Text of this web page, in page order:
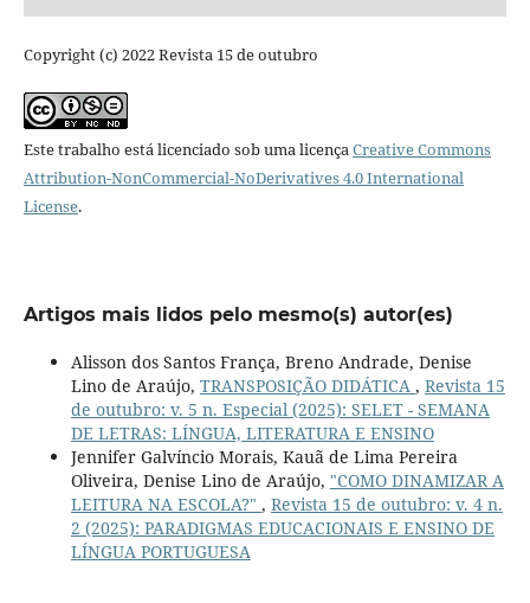
Copyright (c) 2022 Revista 15 de outubro
Este trabalho está licenciado sob uma licençaCreative Commons
Attribution-NonCommercial-NoDerivatives 4.0 International
License.
Artigos mais lidos pelo mesmo(s) autor(es)
Alisson dos Santos França, Breno Andrade, Denise
Lino de Araújo, TRANSPOSIÇÃO DIDÁTICA , Revista 15
de outubro: v. 5 n. Especial (2025): SELET - SEMANA
DE LETRAS: LÍNGUA, LITERATURA E ENSINO
Jennifer Galvíncio Morais, Kauã de Lima Pereira
Oliveira, Denise Lino de Araújo, "COMO DINAMIZAR A
LEITURA NA ESCOLA?" , Revista 15 de outubro: v. 4 n.
2 (2025): PARADIGMAS EDUCACIONAIS E ENSINO DE
LÍNGUA PORTUGUESA